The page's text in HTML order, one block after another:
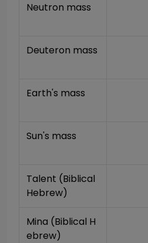
Neutron mass
Deuteron mass
Earth's mass
Sun's mass
Talent (Biblical
Hebrew)
Mina (Biblical H
ebrew)